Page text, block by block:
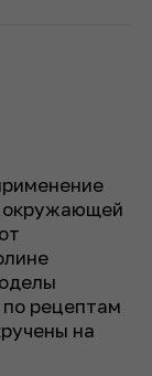
окружающей
по рецептам
на